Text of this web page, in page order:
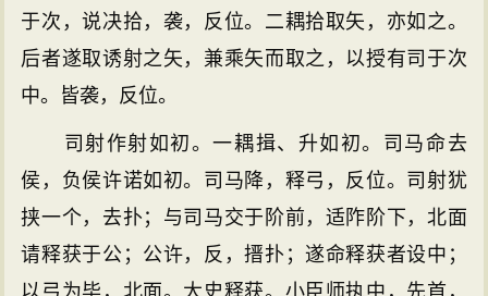
于次，说决拾，袭，反位。二耦拾取矢，亦如之。
后者遂取诱射之矢，兼乘矢而取之，以授有司于次
中。皆袭，反位。
司射作射如初。一耦揖、升如初。司马命去
侯，负侯许诺如初。司马降，释弓，反位。司射犹
挟一个，去扑；与司马交于阶前，适阼阶下，北面
请释获于公；公许，反，搢扑；遂命释获者设中；
以弓为毕，北面。大史释获。小臣师执中，先首，